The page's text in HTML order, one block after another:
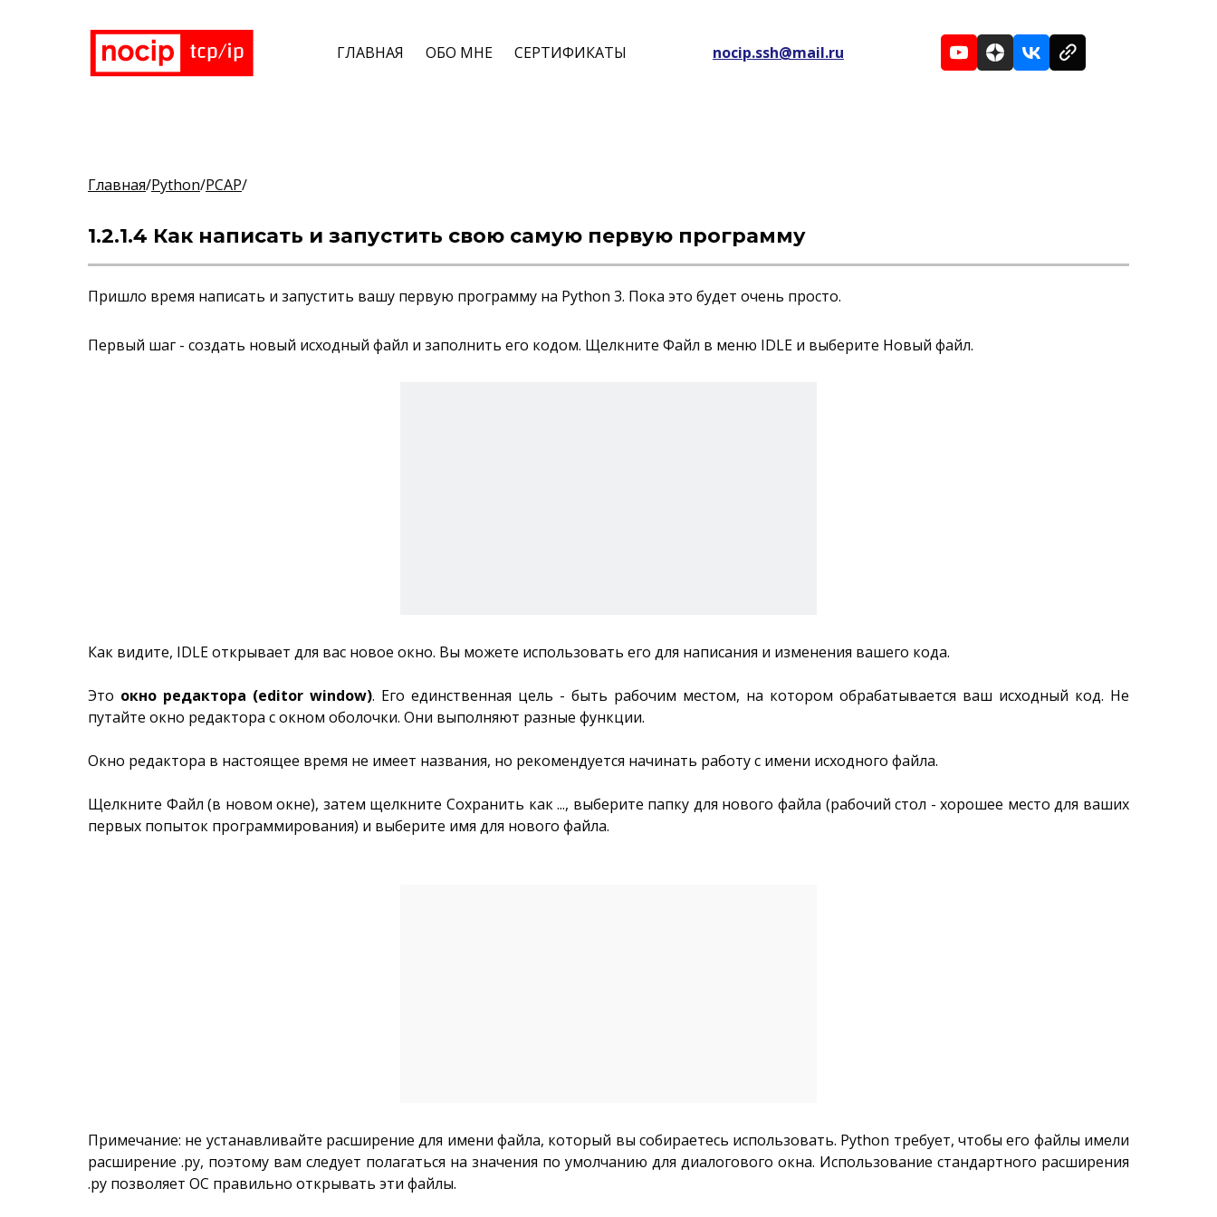
ГЛАВНАЯ ОБО МНЕ СЕРТИФИКАТЫ nocip.ssh@mail.ru
Главная/Python/PCAP/
1.2.1.4 Как написать и запустить свою самую первую программу
Пришло время написать и запустить вашу первую программу на Python 3. Пока это будет очень просто.
Первый шаг - создать новый исходный файл и заполнить его кодом. Щелкните Файл в меню IDLE и выберите Новый файл.
Как видите, IDLE открывает для вас новое окно. Вы можете использовать его для написания и изменения вашего кода.
Это окно редактора (editor window). Его единственная цель - быть рабочим местом, на котором обрабатывается ваш исходный код. Не
путайте окно редактора с окном оболочки. Они выполняют разные функции.
Окно редактора в настоящее время не имеет названия, но рекомендуется начинать работу с имени исходного файла.
Щелкните Файл (в новом окне), затем щелкните Сохранить как ..., выберите папку для нового файла (рабочий стол - хорошее место для ваших
первых попыток программирования) и выберите имя для нового файла.
Примечание: не устанавливайте расширение для имени файла, который вы собираетесь использовать. Python требует, чтобы его файлы имели
расширение .py, поэтому вам следует полагаться на значения по умолчанию для диалогового окна. Использование стандартного расширения
.py позволяет ОС правильно открывать эти файлы.